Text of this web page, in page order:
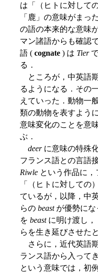
は「（ヒトに対して
「鹿」の意味がまっ
の語の本来的な意味
マン諸語からも確認
語 ( cognate ) は Tier
る．
ところが，中英語
るようになる．その
えていった．動物一
類の動物を表すよう
意味変化のことを意
ぶ．
deerに意味の特殊
フランス語との言語
Riwle という作品に
「（ヒトに対しての
ているが，以降，中
らの beastが優勢にな
を beastに明け渡し，
らを生き延びさせた
さらに，近代英語期
ランス語から入って
という意味では，初